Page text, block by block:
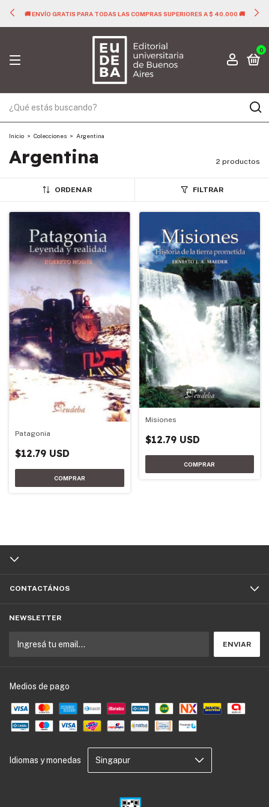
🚚 ENVÍO GRATIS PARA TODAS LAS COMPRAS SUPERIORES A $ 40.000 🚚
0
Inicio > Colecciones > Argentina
Argentina 2 productos
ORDENAR FILTRAR
Patagonia
$12.79 USD
Misiones
$12.79 USD
CONTACTÁNOS
NEWSLETTER
Medios de pago
Idiomas y monedas